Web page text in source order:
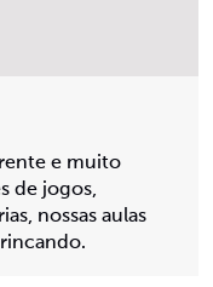
e muito
de jogos,
nossas aulas